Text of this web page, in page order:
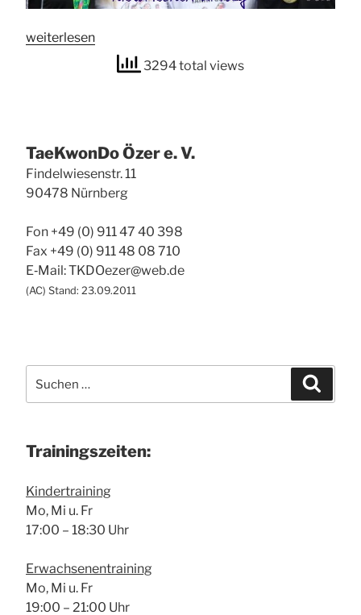
ka­
ons­
„Tahir
–
Gedan­
ken
einem
his­
to­
ri­
wei­ter­le­sen
3294 total views
Tae­Kwon­Do Özer e. V.
Fin­del­wie­sen­str. 11
90478 Nürn­berg
Fon +49 (0) 911 47 40 398
Fax +49 (0) 911 48 08 710
E‑Mail: TKDOezer@web.de
(AC) Stand: 23.09.2011
nach:
Trai­nings­zei­ten:
Kin­der­trai­ning
Mo, Mi u. Fr
17:00 – 18:30 Uhr
Erwach­se­nen­trai­ning
Mo, Mi u. Fr
19:00 – 21:00 Uhr